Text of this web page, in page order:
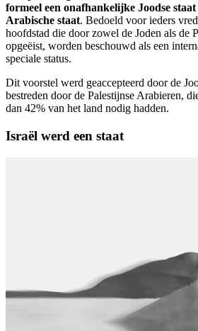
formeel een onafhankelijke Joodse
Arabische staat. Bedoeld voor ieders
hoofdstad die door zowel de Joden als de
opgeëist, worden beschouwd als een
speciale status.
Dit voorstel werd geaccepteerd door de
bestreden door de Palestijnse Arabieren,
dan 42% van het land nodig hadden.
Israël werd een staat